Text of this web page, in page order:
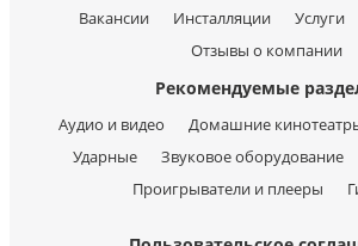
Вакансии
Инсталляции Услуги
Отзывы о компании
Рекомендуемые
Аудио и видео Домашние
Ударные
Звуковое оборудование
Проигрыватели и плееры